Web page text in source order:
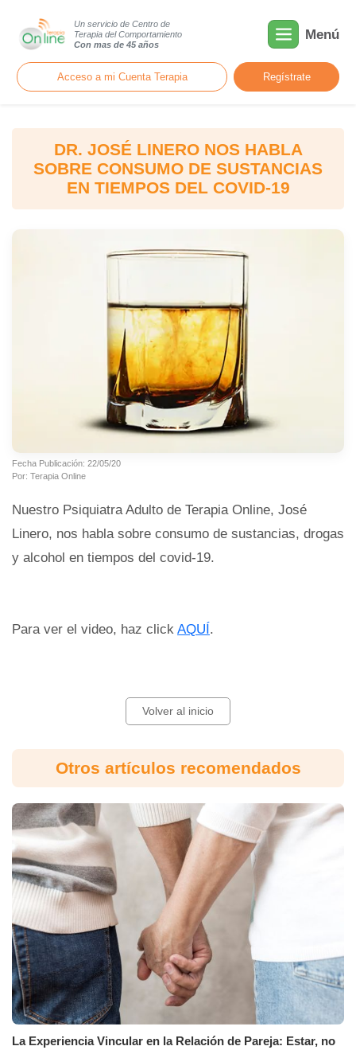
Un servicio de Centro de
Terapia del Comportamiento
Con mas de 45 años
Menú
Acceso a mi Cuenta Terapia Regístrate
DR. JOSÉ LINERO NOS HABLA
SOBRE CONSUMO DE SUSTANCIAS
EN TIEMPOS DEL COVID-19
Fecha Publicación: 22/05/20
Por: Terapia Online
Nuestro Psiquiatra Adulto de Terapia Online, José
Linero, nos habla sobre consumo de sustancias, drogas
y alcohol en tiempos del covid-19.
Para ver el video, haz click AQUÍ.
Volver al inicio
Otros artículos recomendados
La Experiencia Vincular en la Relación de Pareja: Estar, no